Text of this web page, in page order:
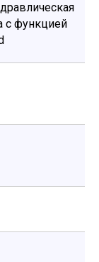
с функцией